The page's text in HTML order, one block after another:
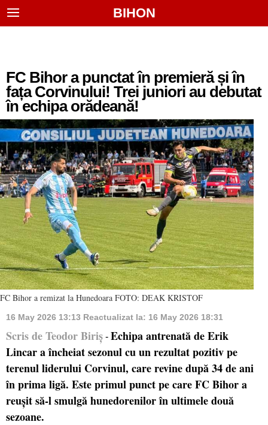
BIHON
FC Bihor a punctat în premieră și în
fața Corvinului! Trei juniori au debutat
în echipa orădeană!
FC Bihor a remizat la Hunedoara FOTO: DEAK KRISTOF
16 May 2026 13:13 Reactualizat la: 16 May 2026 18:31
Scris de Teodor Biriș - Echipa antrenată de Erik
Lincar a încheiat sezonul cu un rezultat pozitiv pe
terenul liderului Corvinul, care revine după 34 de ani
în prima ligă. Este primul punct pe care FC Bihor a
reușit să-l smulgă hunedorenilor în ultimele două
sezoane.